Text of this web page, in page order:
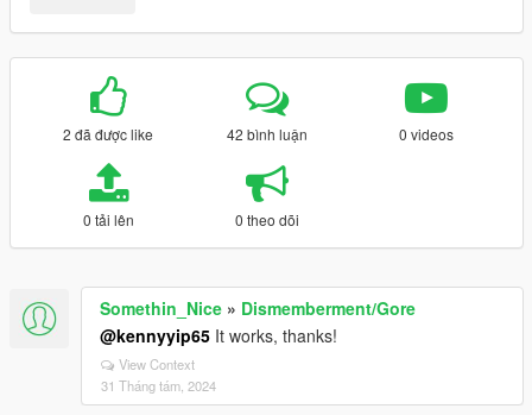
2 đã được like 42 bình luận 0 videos
0 tải lên 0 theo dõi
Somethin_Nice » Dismemberment/Gore
@kennyyip65 It works, thanks!
View Context
31 Tháng tám, 2024